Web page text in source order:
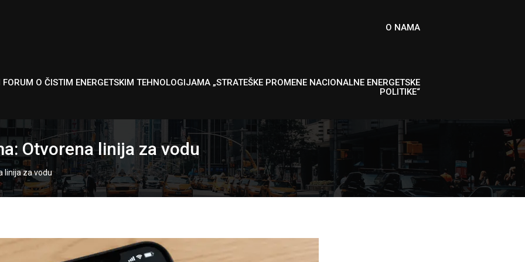
O NAMA
O ČISTIM ENERGETSKIM TEHNOLOGIJAMA „STRATEŠKE PROMENE NACIONALNE ENERGETSKE
POLITIKE“
Otvorena linija za vodu
linija za vodu